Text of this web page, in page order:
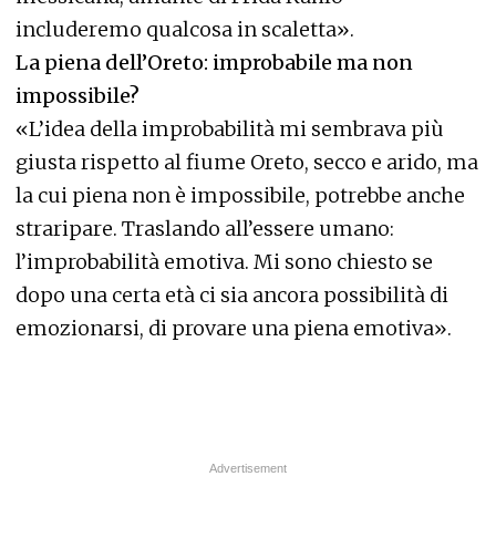
includeremo qualcosa in scaletta».
La piena dell’Oreto: improbabile ma non
impossibile?
«L’idea della improbabilità mi sembrava più
giusta rispetto al fiume Oreto, secco e arido, ma
la cui piena non è impossibile, potrebbe anche
straripare. Traslando all’essere umano:
l’improbabilità emotiva. Mi sono chiesto se
dopo una certa età ci sia ancora possibilità di
emozionarsi, di provare una piena emotiva».